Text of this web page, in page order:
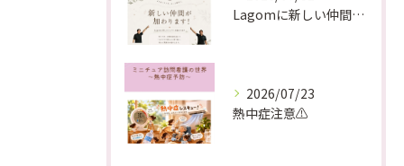
Lagomに新しい仲間が加わります！
2026/07/23
熱中症注意⚠️